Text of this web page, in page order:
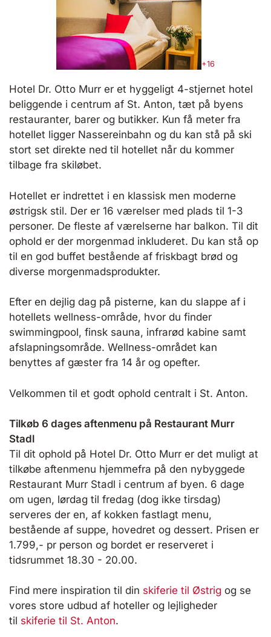
+16
Hotel Dr. Otto Murr er et hyggeligt 4-stjernet hotel
beliggende i centrum af St. Anton, tæt på byens
restauranter, barer og butikker. Kun få meter fra
hotellet ligger Nassereinbahn og du kan stå på ski
stort set direkte ned til hotellet når du kommer
tilbage fra skiløbet.
Hotellet er indrettet i en klassisk men moderne
østrigsk stil. Der er 16 værelser med plads til 1-3
personer. De fleste af værelserne har balkon. Til dit
ophold er der morgenmad inkluderet. Du kan stå op
til en god buffet bestående af friskbagt brød og
diverse morgenmadsprodukter.
Efter en dejlig dag på pisterne, kan du slappe af i
hotellets wellness-område, hvor du finder
swimmingpool, finsk sauna, infrarød kabine samt
afslapningsområde. Wellness-området kan
benyttes af gæster fra 14 år og opefter.
Velkommen til et godt ophold centralt i St. Anton.
Tilkøb 6 dages aftenmenu på Restaurant Murr
Stadl
Til dit ophold på Hotel Dr. Otto Murr er det muligt at
tilkøbe aftenmenu hjemmefra på den nybyggede
Restaurant Murr Stadl i centrum af byen. 6 dage
om ugen, lørdag til fredag (dog ikke tirsdag)
serveres der en, af kokken fastlagt menu,
bestående af suppe, hovedret og dessert. Prisen er
1.799,- pr person og bordet er reserveret i
tidsrummet 18.30 - 20.00.
Find mere inspiration til din skiferie til Østrig og se
vores store udbud af hoteller og lejligheder
til skiferie til St. Anton.